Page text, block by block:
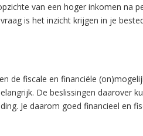
van een hoger inkomen na
is het inzicht krijgen in je
de fiscale en financiële
De beslissingen daarover
Je daarom goed financieel en